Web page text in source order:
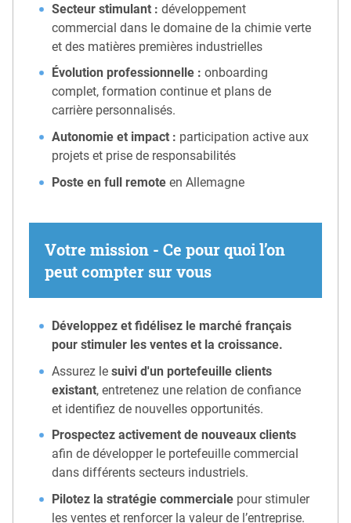
Secteur stimulant : développement
commercial dans le domaine de la chimie verte
et des matières premières industrielles
Évolution professionnelle : onboarding
complet, formation continue et plans de
carrière personnalisés.
Autonomie et impact : participation active aux
projets et prise de responsabilités
Poste en full remote en Allemagne
Votre mission - Ce pour quoi l’on
peut compter sur vous
Développez et fidélisez le marché français
pour stimuler les ventes et la croissance.
Assurez lesuivi d'un portefeuille clients
existant, entretenez une relation de confiance
et identifiez de nouvelles opportunités.
Prospectez activement de nouveaux clients
afin de développer le portefeuille commercial
dans différents secteurs industriels.
Pilotez la stratégie commerciale pour stimuler
les ventes et renforcer la valeur de l’entreprise.